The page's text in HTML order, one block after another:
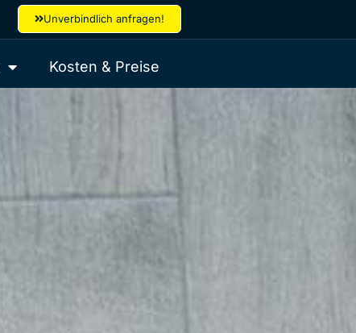
Unverbindlich anfragen!
Kosten & Preise